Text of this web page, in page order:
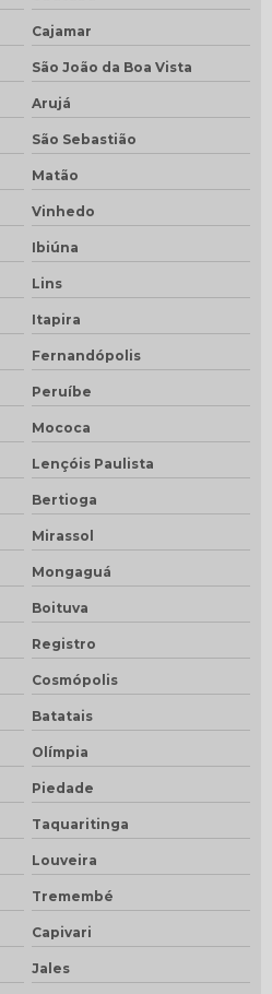
Cajamar
São João da Boa Vista
Arujá
São Sebastião
Matão
Vinhedo
Ibiúna
Lins
Itapira
Fernandópolis
Peruíbe
Mococa
Lençóis Paulista
Bertioga
Mirassol
Mongaguá
Boituva
Registro
Cosmópolis
Batatais
Olímpia
Piedade
Taquaritinga
Louveira
Tremembé
Capivari
Jales